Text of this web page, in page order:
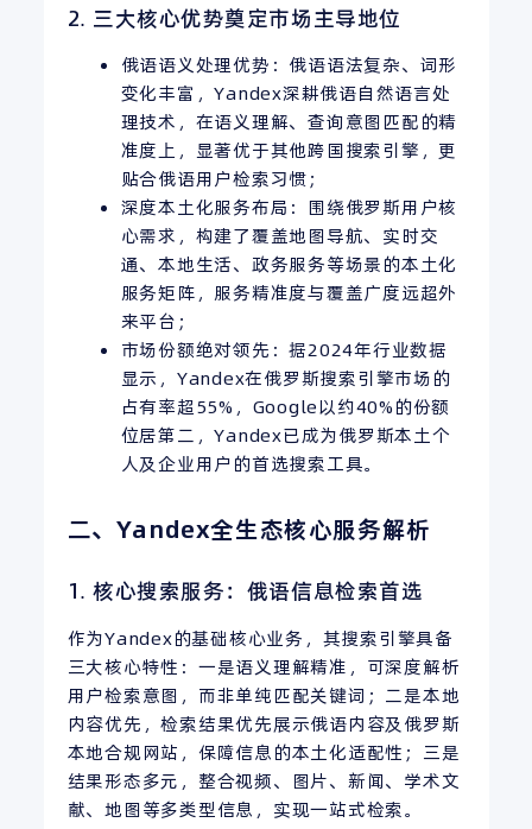
2. 三大核心优势奠定市场主导地位
俄语语义处理优势：俄语语法复杂、词形
变化丰富，Yandex深耕俄语自然语言处
理技术，在语义理解、查询意图匹配的精
准度上，显著优于其他跨国搜索引擎，更
贴合俄语用户检索习惯；
深度本土化服务布局：围绕俄罗斯用户核
心需求，构建了覆盖地图导航、实时交
通、本地生活、政务服务等场景的本土化
服务矩阵，服务精准度与覆盖广度远超外
来平台；
市场份额绝对领先：据2024年行业数据
显示，Yandex在俄罗斯搜索引擎市场的
占有率超55%，Google以约40%的份额
位居第二，Yandex已成为俄罗斯本土个
人及企业用户的首选搜索工具。
二、Yandex全生态核心服务解析
1. 核心搜索服务：俄语信息检索首选
作为Yandex的基础核心业务，其搜索引擎具备
三大核心特性：一是语义理解精准，可深度解析
用户检索意图，而非单纯匹配关键词；二是本地
内容优先，检索结果优先展示俄语内容及俄罗斯
本地合规网站，保障信息的本土化适配性；三是
结果形态多元，整合视频、图片、新闻、学术文
献、地图等多类型信息，实现一站式检索。